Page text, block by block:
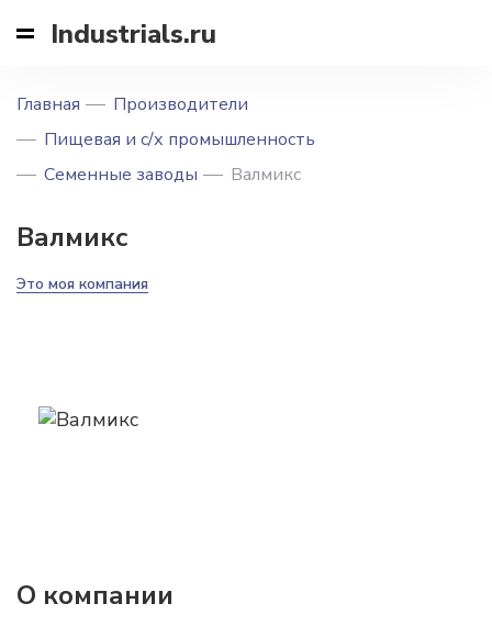
Industrials.ru
Главная
Производители
Пищевая и с/х промышленность
Семенные заводы
Валмикс
Валмикс
Это моя компания
О компании